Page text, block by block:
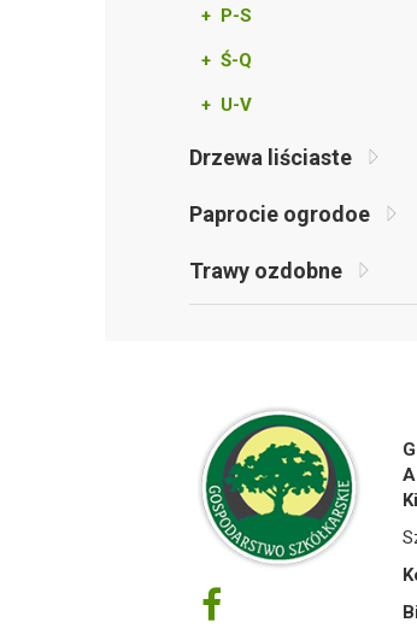
+ P-S
+ Ś-Q
+ U-V
Drzewa liściaste
Paprocie ogrodoe
Trawy ozdobne